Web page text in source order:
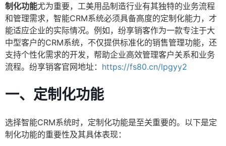
制化功能尤为重要，工美用品制造行业有其独特的业务流程
和管理需求，智能CRM系统必须具备高度的定制化能力，才
能适应企业的实际情况。例如，纷享销客作为一款专注于大
中型客户的CRM系统，不仅提供标准化的销售管理功能，还
支持个性化需求的开发，帮助企业高效管理客户关系和业务
流程。纷享销客官网地址： https://fs80.cn/lpgyy2
一、 定制化功能
选择智能CRM系统时，定制化功能是至关重要的。以下是定
制化功能的重要性及其具体表现：